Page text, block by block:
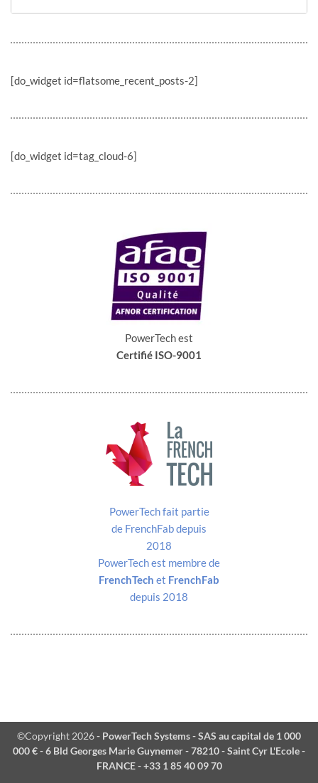
[do_widget id=flatsome_recent_posts-2]
[do_widget id=tag_cloud-6]
PowerTech est
Certifié ISO-9001
PowerTech est membre de
FrenchTech et FrenchFab
depuis 2018
©Copyright 2026- PowerTech Systems - SAS au capital de 1 000
000 € - 6 Bld Georges Marie Guynemer - 78210 - Saint Cyr L'Ecole -
FRANCE - +33 1 85 40 09 70